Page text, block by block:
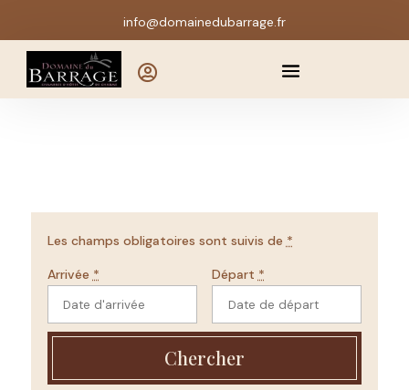
info@domainedubarrage.fr

Les champs obligatoires sont suivis de *
Arrivée * Départ *